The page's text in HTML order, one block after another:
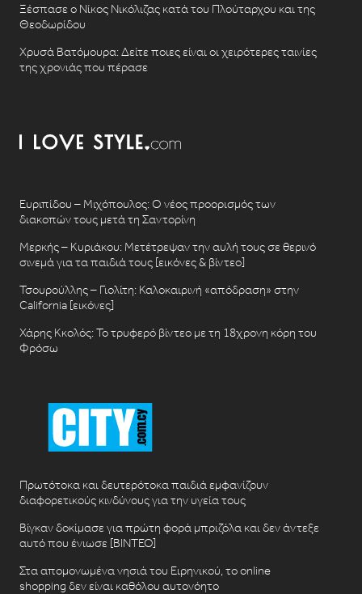
Ξέσπασε ο Νίκος Νικόλιζας κατά του Πλούταρχου και της
Θεοδωρίδου
Χρυσά Βατόμουρα: Δείτε ποιες είναι οι χειρότερες ταινίες
της χρονιάς που πέρασε
Ευριπίδου – Μιχόπουλος: Ο νέος προορισμός των
διακοπών τους μετά τη Σαντορίνη
Μερκής – Κυριάκου: Μετέτρεψαν την αυλή τους σε θερινό
σινεμά για τα παιδιά τους [εικόνες & βίντεο]
Τσουρούλλης – Γιολίτη: Καλοκαιρινή «απόδραση» στην
California [εικόνες]
Χάρης Κκολός: Το τρυφερό βίντεο με τη 18χρονη κόρη του
Φρόσω
Πρωτότοκα και δευτερότοκα παιδιά εμφανίζουν
διαφορετικούς κινδύνους για την υγεία τους
Βίγκαν δοκίμασε για πρώτη φορά μπριζόλα και δεν άντεξε
αυτό που ένιωσε [ΒΙΝΤΕΟ]
Στα απομονωμένα νησιά του Ειρηνικού, το online
shopping δεν είναι καθόλου αυτονόητο